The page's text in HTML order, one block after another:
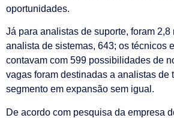
oportunidades.
Já para analistas de suporte, foram 2,8
analista de sistemas, 643; os técnicos
contavam com 599 possibilidades de
vagas foram destinadas a analistas de
segmento em expansão sem igual.
De acordo com pesquisa da empresa